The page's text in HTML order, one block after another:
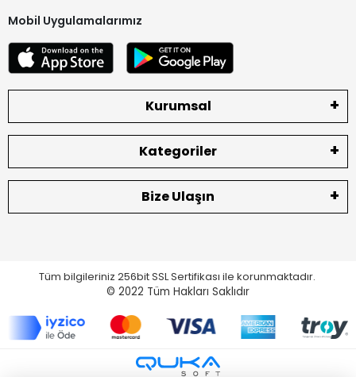
Mobil Uygulamalarımız
Kurumsal
Kategoriler
Bize Ulaşın
Tüm bilgileriniz 256bit SSL Sertifikası ile korunmaktadır.
© 2022 Tüm Hakları Saklıdır